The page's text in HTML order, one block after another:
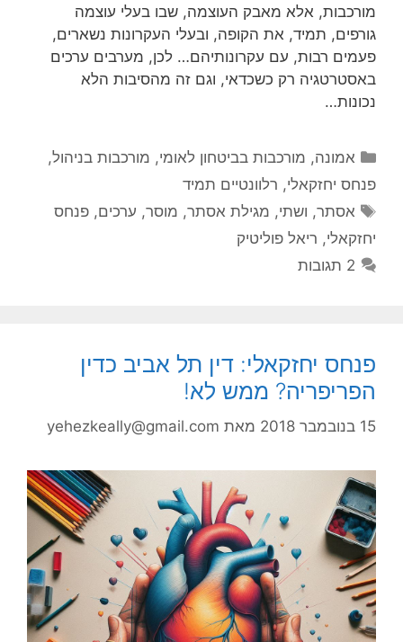
מורכבות, אלא מאבק העוצמה, שבו בעלי עוצמה
גורפים, תמיד, את הקופה, ובעלי העקרונות נשארים,
פעמים רבות, עם עקרונותיהם… לכן, מערבים ערכים
באסטרטגיה רק כשכדאי, וגם זה מהסיבות הלא
נכונות…
קטגוריות
אמונה, מורכבות בביטחון לאומי, מורכבות בניהול,
פנחס יחזקאלי, רלוונטיים תמיד
תגיות
אסתר, ושתי, מגילת אסתר, מוסר, ערכים,פנחס
יחזקאלי, ריאל פוליטיק
2 תגובות
פנחס יחזקאלי: דין תל אביב כדין
הפריפריה? ממש לא!
15 בנובמבר 2018 מאת yehezkeally@gmail.com